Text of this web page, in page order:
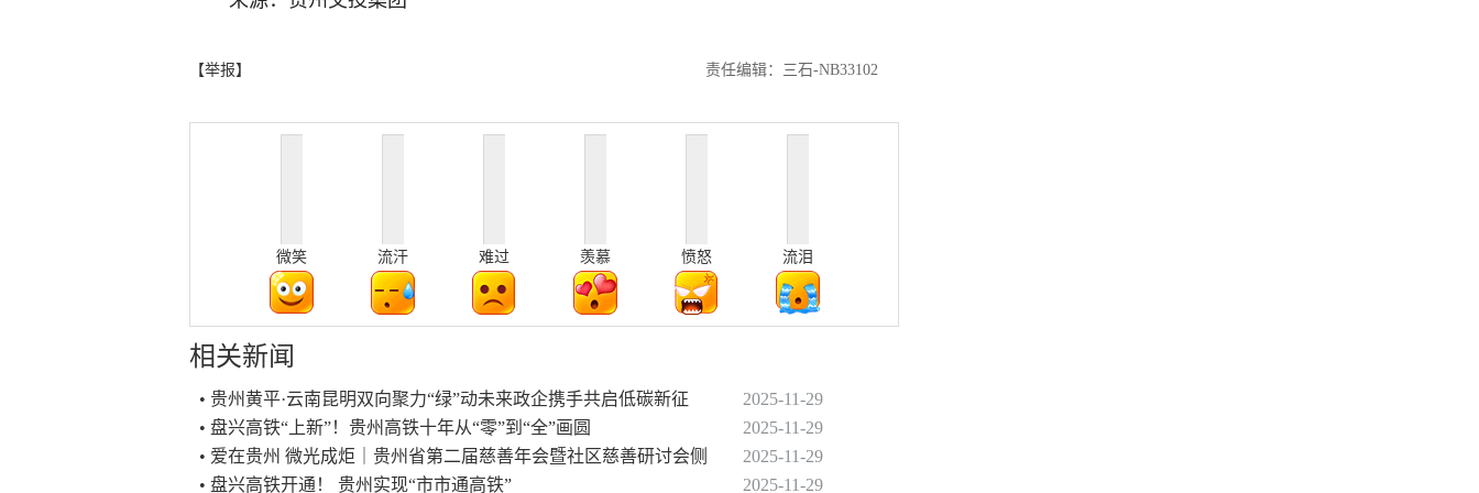
【举报】 责任编辑：三石-NB33102
微笑 流汗 难过 羡慕 愤怒 流泪
相关新闻
• 贵州黄平·云南昆明双向聚力“绿”动未来政企携手共启低碳新征
2025-11-29
• 盘兴高铁“上新”！贵州高铁十年从“零”到“全”画圆
2025-11-29
• 爱在贵州 微光成炬｜贵州省第二届慈善年会暨社区慈善研讨会侧
2025-11-29
• 盘兴高铁开通！ 贵州实现“市市通高铁”
2025-11-29